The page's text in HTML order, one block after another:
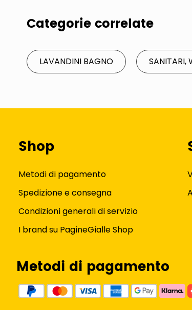
Categorie correlate
LAVANDINI BAGNO SANITARI,
Shop
Metodi di pagamento
Spedizione e consegna
Condizioni generali di servizio
I brand su PagineGialle Shop
Metodi di pagamento